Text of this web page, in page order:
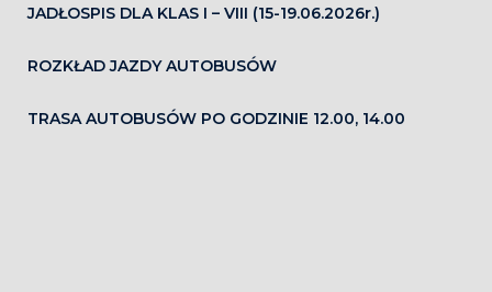
JADŁOSPIS DLA KLAS I – VIII (15-19.06.2026r.)
ROZKŁAD JAZDY AUTOBUSÓW
TRASA AUTOBUSÓW PO GODZINIE 12.00, 14.00